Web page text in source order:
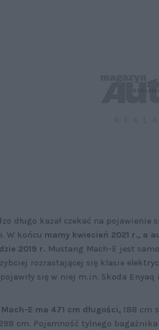
długo kazał czekać na pojawienie
W końcu mamy kwiecień 2021 r., a
2019 r. Mustang Mach-E jest
rozrastającej się klasie
się w niej m.in. Skoda Enyaq
E ma 471 cm długości, 188 cm
cm. Pojemność tylnego